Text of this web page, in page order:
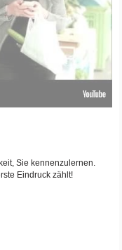
Sie kennenzulernen.
Eindruck zählt!